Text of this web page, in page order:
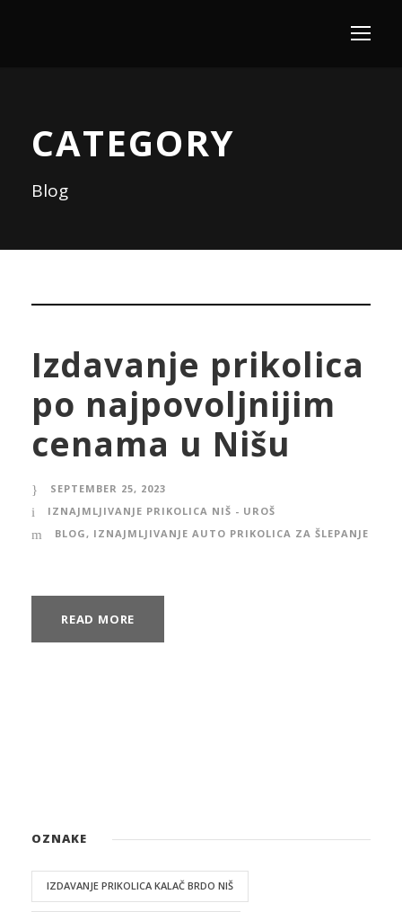
CATEGORY
Blog
Izdavanje prikolica
po najpovoljnijim
cenama u Nišu
SEPTEMBER 25, 2023
IZNAJMLJIVANJE PRIKOLICA NIŠ - UROŠ
BLOG , IZNAJMLJIVANJE AUTO PRIKOLICA ZA ŠLEPANJE
READ MORE
OZNAKE
IZDAVANJE PRIKOLICA KALAČ BRDO NIŠ